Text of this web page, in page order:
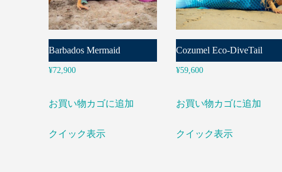
Barbados Mermaid
¥72,900
お買い物カゴに追加
クイック表示
Cozumel Eco-DiveTail
¥59,600
お買い物カゴに追加
クイック表示